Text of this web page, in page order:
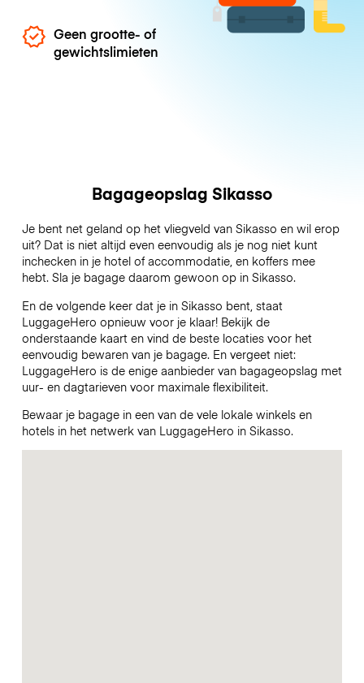
Geen grootte- of
gewichtslimieten
Bagageopslag Sikasso
Je bent net geland op het vliegveld van Sikasso en wil erop
uit? Dat is niet altijd even eenvoudig als je nog niet kunt
inchecken in je hotel of accommodatie, en koffers mee
hebt. Sla je bagage daarom gewoon op in Sikasso.
En de volgende keer dat je in Sikasso bent, staat
LuggageHero opnieuw voor je klaar! Bekijk de
onderstaande kaart en vind de beste locaties voor het
eenvoudig bewaren van je bagage. En vergeet niet:
LuggageHero is de enige aanbieder van bagageopslag met
uur- en dagtarieven voor maximale flexibiliteit.
Bewaar je bagage in een van de vele lokale winkels en
hotels in het netwerk van LuggageHero in Sikasso.